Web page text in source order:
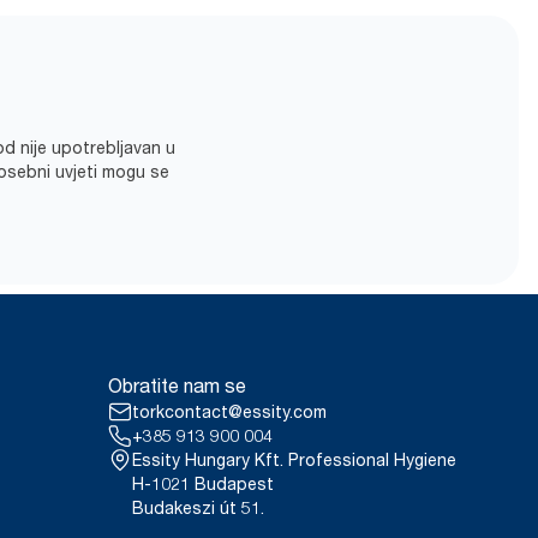
nije upotrebljavan u
uvjeti mogu se
Obratite nam se
torkcontact@essity.com
+385 913 900 004
Essity Hungary Kft. Professional Hygiene
H-1021 Budapest
Budakeszi út 51.